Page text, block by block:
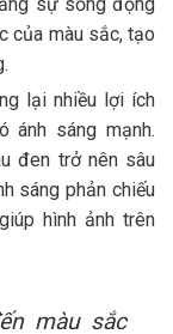
của màu sắc, tạo
lại nhiều lợi ích
ánh sáng mạnh.
đen trở nên sâu
sáng phản chiếu
hình ảnh trên
màu sắc